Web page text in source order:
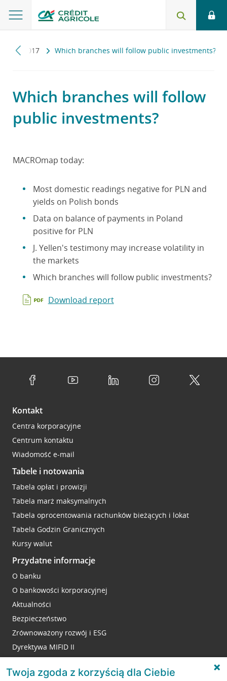
2017 Which branches will follow public investments?
Which branches will follow
public investments?
MACROmap today:
Most domestic readings negative for PLN and
yields on Polish bonds
Data on balance of payments in Poland
positive for PLN
J. Yellen's testimony may increase volatility in
the markets
Which branches will follow public investments?
Download report
Kontakt
Centra korporacyjne
Centrum kontaktu
Wiadomość e-mail
Tabele i notowania
Tabela opłat i prowizji
Tabela marż maksymalnych
Tabela oprocentowania rachunków bieżących i lokat
Tabela Godzin Granicznych
Kursy walut
Przydatne informacje
O banku
O bankowości korporacyjnej
Aktualności
Bezpieczeństwo
Zrównoważony rozwój i ESG
Dyrektywa MIFID II
Twoja zgoda z korzyścią dla Ciebie